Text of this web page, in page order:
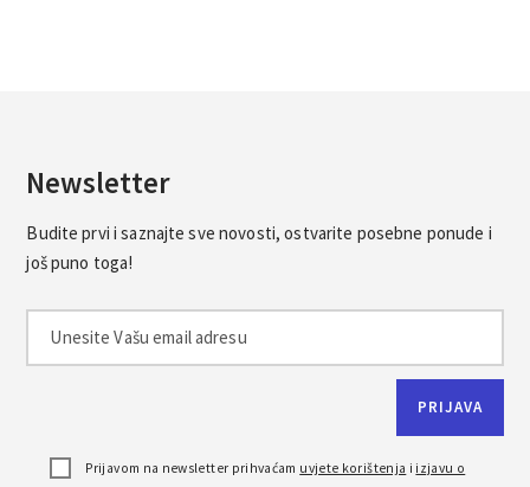
Newsletter
Budite prvi i saznajte sve novosti, ostvarite posebne ponude i
još puno toga!
Prijavom na newsletter prihvaćam uvjete korištenja i izjavu o